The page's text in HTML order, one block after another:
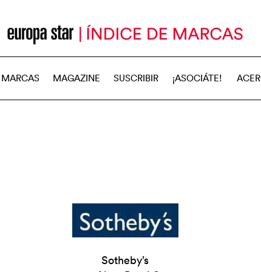
MARCAS MAGAZINE SUSCRIBIR ¡ASOCIÁTE!
Sotheby’s